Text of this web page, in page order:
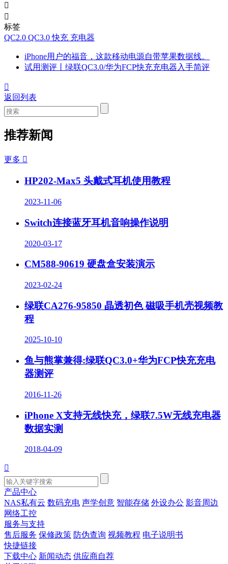


标签
QC2.0 QC3.0 快充 充电器
iPhone用户的福音，这款移动电源自带苹果数据线。
试用测评丨绿联QC3.0/华为FCP快充充电器入手简评

返回列表
推荐新闻
更多 
HP202-Max5 头戴式耳机使用教程
2023-11-06
Switch连接蓝牙耳机音响操作说明
2020-03-17
CM588-90619 硬盘盒安装演示
2023-02-24
绿联CA276-95850 晶透初色 磁吸手机壳视频教
程
2025-10-10
鱼与熊掌兼得:绿联QC3.0+华为FCP快充充电
器测评
2016-11-26
iPhone X支持无线快充，绿联7.5W无线充电器
数据实测
2018-04-09

产品中心
NAS私有云 数码充电 声学创意 智能存储 外设办公 影音周边
网络工控
服务与支持
售后服务 保修政策 防伪查询 视频教程 电子说明书
快捷链接
下载中心 新闻动态 供应商自荐